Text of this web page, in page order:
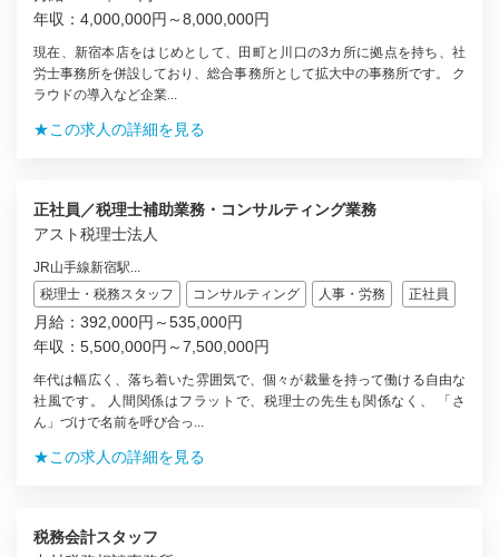
年収：4,000,000円～8,000,000円
現在、新宿本店をはじめとして、田町と川口の3カ所に拠点を持ち、社
労士事務所を併設しており、総合事務所として拡大中の事務所です。 ク
ラウドの導入など企業...
★この求人の詳細を見る
正社員／税理士補助業務・コンサルティング業務
アスト税理士法人
JR山手線新宿駅...
税理士・税務スタッフ
コンサルティング 人事・労務 正社員
月給：392,000円～535,000円
年収：5,500,000円～7,500,000円
年代は幅広く、落ち着いた雰囲気で、個々が裁量を持って働ける自由な
社風です。 人間関係はフラットで、税理士の先生も関係なく、 「さ
ん」づけで名前を呼び合っ...
★この求人の詳細を見る
税務会計スタッフ